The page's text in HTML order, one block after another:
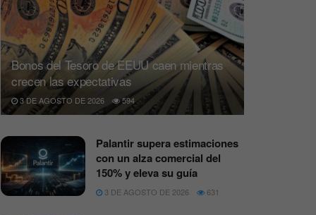
Bonos del Tesoro de EEUU caen mientras
crecen las expectativas
3 DE AGOSTO DE 2026 594
Palantir supera estimaciones
con un alza comercial del
150% y eleva su guía
3 DE AGOSTO DE 2026 631